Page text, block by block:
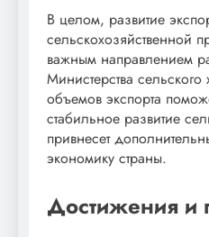
В целом, развитие
сельскохозяйственной
важным направлением
Министерства
объемов экспорта
стабильное развитие
привнесет
экономику страны.
Достижения и